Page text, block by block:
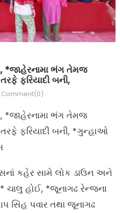
*જાહેરનામા ભંગ તેમજ
ફરિયાદી બની,
Comment(0)
*જાહેરનામા ભંગ તેમજ
ફરિયાદી બની, *ગુન્હાઓ
કહેર સામે લોક ડાઉન અને
ચાલુ હોઈ, *જૂનાગઢ રેન્જના
સિંહ પવાર તથા જૂનાગઢ